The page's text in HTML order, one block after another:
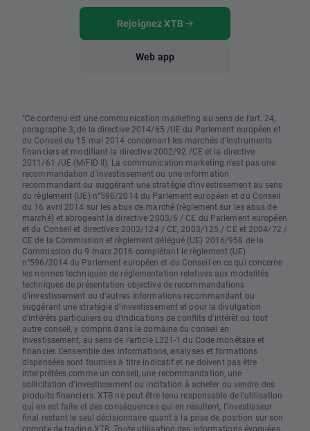
Rejoignez XTB
Web app
"Ce contenu est une communication marketing au sens de l'art. 24,
paragraphe 3, de la directive 2014/65 /UE du Parlement européen et
du Conseil du 15 mai 2014 concernant les marchés d'instruments
financiers et modifiant la directive 2002/92 /CE et la directive
2011/61 /UE (MiFID II). La communication marketing n'est pas une
recommandation d'investissement ou une information
recommandant ou suggérant une stratégie d'investissement au sens
du règlement (UE) n°596/2014 du Parlement européen et du Conseil
du 16 avril 2014 sur les abus de marché (règlement sur les abus de
marché) et abrogeant la directive 2003/6 / CE du Parlement européen
et du Conseil et directives 2003/124 / CE, 2003/125 / CE et 2004/72 /
CE de la Commission et règlement délégué (UE) 2016/958 de la
Commission du 9 mars 2016 complétant le règlement (UE)
n°596/2014 du Parlement européen et du Conseil en ce qui concerne
les normes techniques de réglementation relatives aux modalités
techniques de présentation objective de recommandations
d'investissement ou d'autres informations recommandant ou
suggérant une stratégie d'investissement et pour la divulgation
d'intérêts particuliers ou d'indications de conflits d'intérêt ou tout
autre conseil, y compris dans le domaine du conseil en
investissement, au sens de l'article L321-1 du Code monétaire et
financier. L’ensemble des informations, analyses et formations
dispensées sont fournies à titre indicatif et ne doivent pas être
interprétées comme un conseil, une recommandation, une
sollicitation d’investissement ou incitation à acheter ou vendre des
produits financiers. XTB ne peut être tenu responsable de l’utilisation
qui en est faite et des conséquences qui en résultent, l’investisseur
final restant le seul décisionnaire quant à la prise de position sur son
compte de trading XTB. Toute utilisation des informations évoquées,